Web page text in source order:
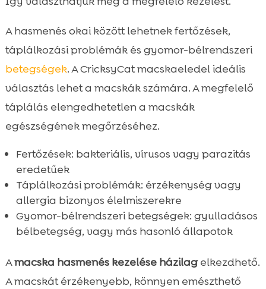
A hasmenés okai között lehetnek fertőzések,
táplálkozási problémák és gyomor-bélrendszeri
betegségek. A CricksyCat macskaeledel ideális
választás lehet a macskák számára. A megfelelő
táplálás elengedhetetlen a macskák
egészségének megőrzéséhez.
Fertőzések: bakteriális, vírusos vagy parazitás
eredetűek
Táplálkozási problémák: érzékenység vagy
allergia bizonyos élelmiszerekre
Gyomor-bélrendszeri betegségek: gyulladásos
bélbetegség, vagy más hasonló állapotok
Amacska hasmenés kezelése házilagelkezdhető.
A macskát érzékenyebb, könnyen emészthető